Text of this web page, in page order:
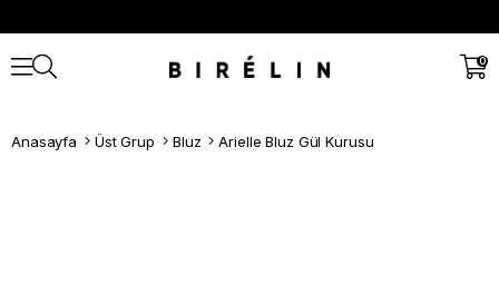
0
Anasayfa Üst Grup Bluz Arielle Bluz Gül Kurusu